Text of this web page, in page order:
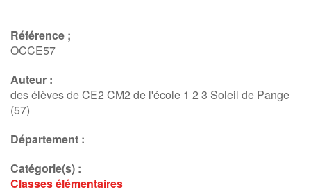
Référence ;
OCCE57
Auteur :
des élèves de CE2 CM2 de l'école 1 2 3 Soleil de Pange
(57)
Département :
Catégorie(s) :
Classes élémentaires